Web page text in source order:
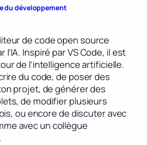
du développement
de code open source
l’IA. Inspiré par VS Code, il est
de l’intelligence artificielle.
du code, de poser des
projet, de générer des
de modifier plusieurs
ou encore de discuter avec
avec un collègue